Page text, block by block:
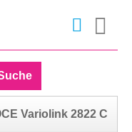
Variolink 2822 C